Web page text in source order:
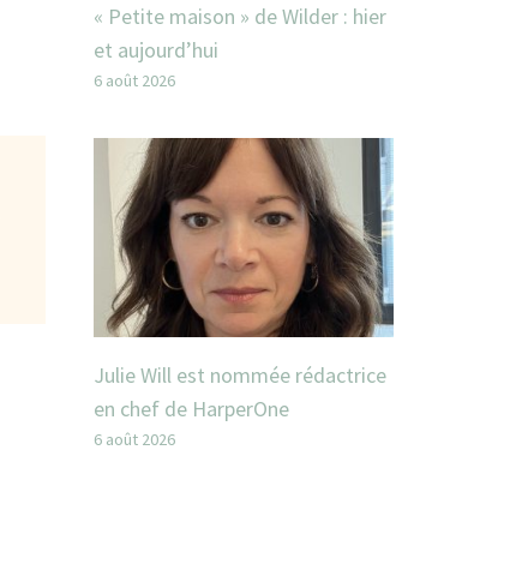
« Petite maison » de Wilder : hier
et aujourd’hui
6 août 2026
Julie Will est nommée rédactrice
en chef de HarperOne
6 août 2026